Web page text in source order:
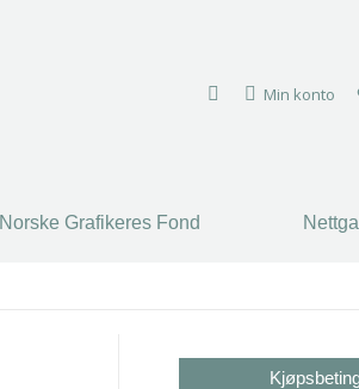
Min konto
Norske Grafikeres Fond